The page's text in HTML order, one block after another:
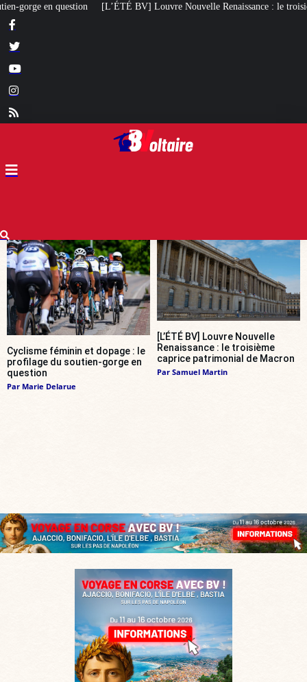
Louvre Nouvelle Renaissance : le troisième caprice patrimonial de Macron
Cyclisme féminin et dopage : le
profilage du soutien-gorge en
question
Par Marie Delarue
[L’ÉTÉ BV] Louvre Nouvelle
Renaissance : le troisième
caprice patrimonial de Macron
Par Samuel Martin